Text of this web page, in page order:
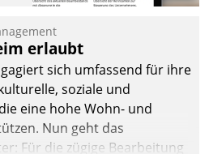
erlaubt
sich umfassend für ihre
soziale und
eine hohe Wohn- und
Nun geht das
Für die zügige Bearbeitung